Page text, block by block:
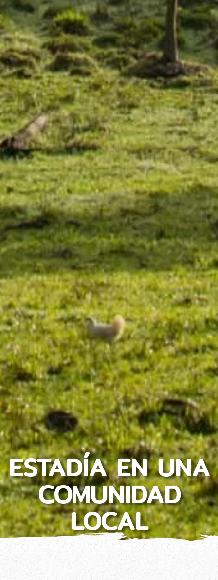
ESTADÍA EN UNA
COMUNIDAD
LOCAL